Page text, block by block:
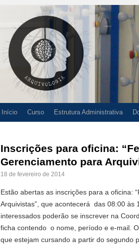
Início Curso Estrutura Administrativa
Inscrições para oficina:
Gerenciamento para
18 de fevereiro de 2014
Estão abertas as inscrições para a oficina:
Arquivistas”, que acontecerá das 08:00
interessados poderão se inscrever na
ficha contendo o nome, período e e-mail.
que estejam cursando a partir do segundo